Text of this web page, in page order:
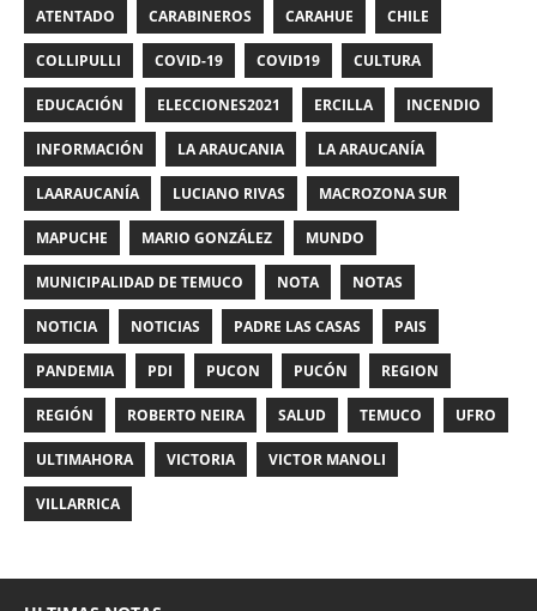
ATENTADO CARABINEROS CARAHUE CHILE
COLLIPULLI COVID-19 COVID19 CULTURA
EDUCACIÓN ELECCIONES2021 ERCILLA INCENDIO
INFORMACIÓN LA ARAUCANIA LA ARAUCANÍA
LAARAUCANÍA LUCIANO RIVAS MACROZONA SUR
MAPUCHE MARIO GONZÁLEZ MUNDO
MUNICIPALIDAD DE TEMUCO NOTA NOTAS
NOTICIA NOTICIAS PADRE LAS CASAS PAIS
PANDEMIA PDI PUCON PUCÓN REGION
REGIÓN ROBERTO NEIRA SALUD TEMUCO UFRO
ULTIMAHORA VICTORIA VICTOR MANOLI
VILLARRICA